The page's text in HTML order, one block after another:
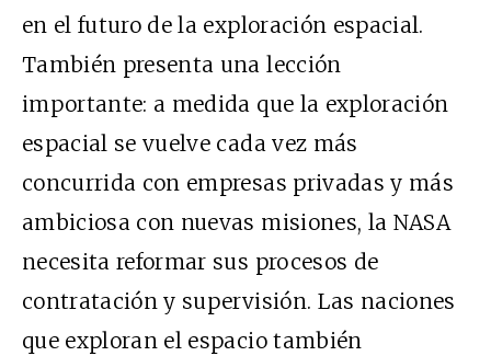
en el futuro de la exploración espacial.
También presenta una lección
importante: a medida que la exploración
espacial se vuelve cada vez más
concurrida con empresas privadas y más
ambiciosa con nuevas misiones, la NASA
necesita reformar sus procesos de
contratación y supervisión. Las naciones
que exploran el espacio también